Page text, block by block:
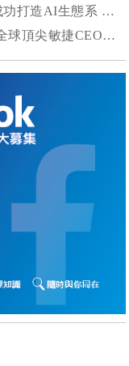
海納百川，讓複雜變簡單
捷CEO聯誼會成立